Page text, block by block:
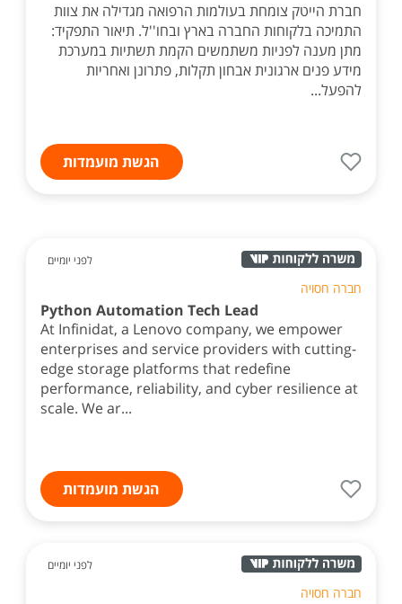
חברת הייטק צומחת בעולמות הרפואה מגדילה את צוות
התמיכה בלקוחות החברה בארץ ובחו''ל. תיאור התפקיד:
מתן מענה לפניות משתמשים הקמת תשתיות במערכת
מידע פנים ארגונית אבחון תקלות, פתרונן ואחריות
להפעל...
הגשת מועמדות
לפני יומיים
חברה חסויה
Python Automation Tech Lead
At Infinidat, a Lenovo company, we empower
enterprises and service providers with cutting-
edge storage platforms that redefine
performance, reliability, and cyber resilience at
scale. We ar...
הגשת מועמדות
לפני יומיים
חברה חסויה